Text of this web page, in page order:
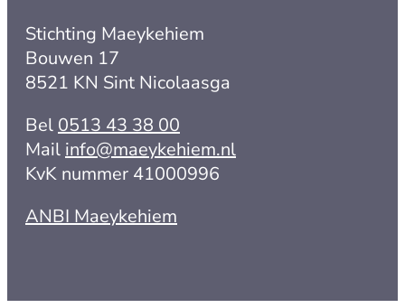
Stichting Maeykehiem
Bouwen 17
8521 KN Sint Nicolaasga
Bel 0513 43 38 00
Mail info@maeykehiem.nl
KvK nummer 41000996
ANBI Maeykehiem